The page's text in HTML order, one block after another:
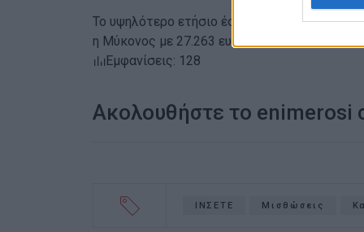
Το υψηλότερο ετήσιο έσοδο ανά κατάλυμα
η Μύκονος με 27.263 ευρώ.
Εμφανίσεις: 128
Ακολουθήστε το enimerosi
ΙΝΣΕΤΕ Μισθώσεις